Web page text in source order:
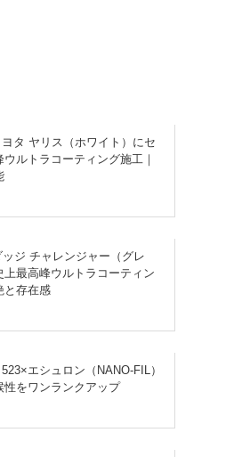
ヨタ ヤリス（ホワイト）にセ
ルトラコーティング施工｜
ッジ チャレンジャー（グレ
上最高峰ウルトラコーティン
と存在感
エシュロン（NANO-FIL）
性をワンランクアップ